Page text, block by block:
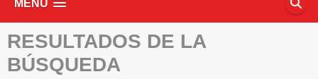
MENÚ
RESULTADOS DE LA
BÚSQUEDA